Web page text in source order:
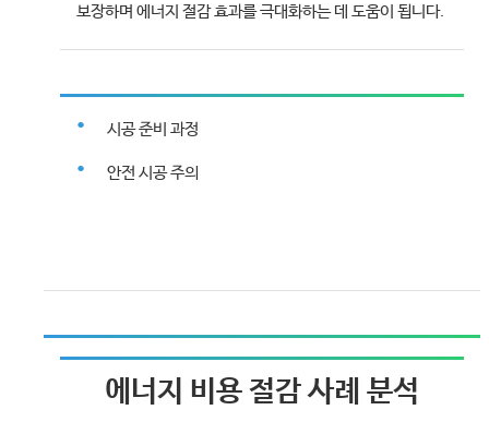
보장하며 에너지 절감 효과를 극대화하는 데 도움이 됩니다.
시공 준비 과정
안전 시공 주의
에너지 비용 절감 사례 분석